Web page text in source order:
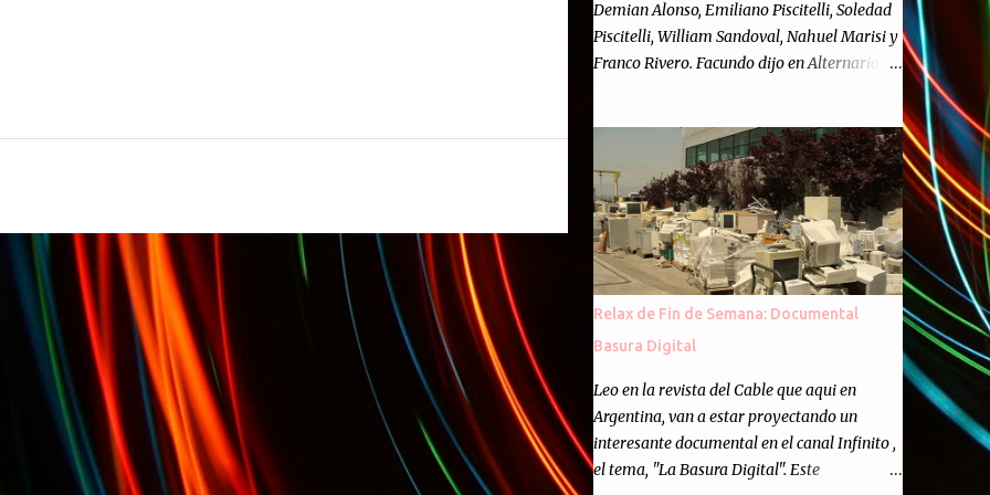
Demian Alonso, Emiliano Piscitelli, Soledad
Piscitelli, William Sandoval, Nahuel Marisi y
Franco Rivero. Facundo dijo en Alternaria :
Cincuenta ocasiones para ponernos en
contacto con ustedes y contarles las noticias
de tecnología más importantes, desde
nuestra propia óptica: un punto de vista
independiente e informal.Para festejarlo, se
nos ocurrió que estemos todos juntos; y
cuando digo "todos" me refiero a toda la
semanario como panelista, y a ustedes. Por
eso se nos ocurrió la idea de emitir video en
vivo. La tarea no fué facil, hubo que
coordinar horarios, preparar el estudio,
configurar muchos programejos y hacer
Relax de Fin de Semana: Documental
Basura Digital
Leo en la revista del Cable que aqui en
Argentina, van a estar proyectando un
interesante documental en el canal Infinito ,
el tema, "La Basura Digital". Este